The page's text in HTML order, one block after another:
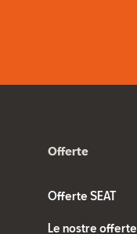
Offerte
Offerte SEAT
Le nostre offerte